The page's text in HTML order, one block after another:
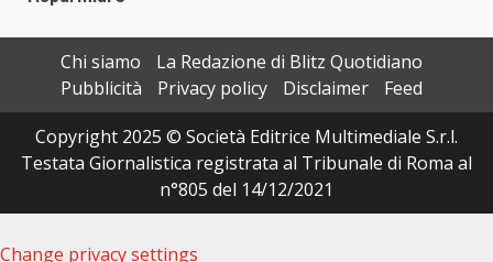
Chi siamo
La Redazione di Blitz Quotidiano
Pubblicità
Privacy policy Disclaimer
Feed
Copyright 2025 © Società Editrice Multimediale S.r.l.
Testata Giornalistica registrata al Tribunale di Roma al
n°805 del 14/12/2021
Change privacy settings